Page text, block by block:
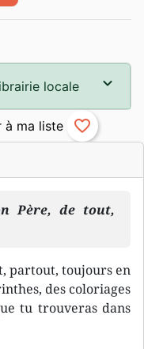
Père, de tout,
partout, toujours en
des coloriages
tu trouveras dans
locale
favorite_border